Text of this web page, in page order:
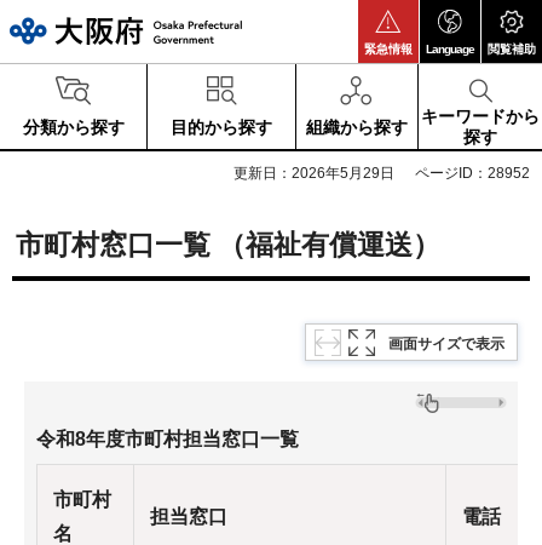
緊急情報 Language 閲覧補助
分類から探す 目的から探す 組織から探す
キーワードから
探す
更新日：2026年5月29日 ページID：28952
市町村窓口一覧 （福祉有償運送）
画面サイズで表示
令和8年度市町村担当窓口一覧
市町村
名
担当窓口 電話